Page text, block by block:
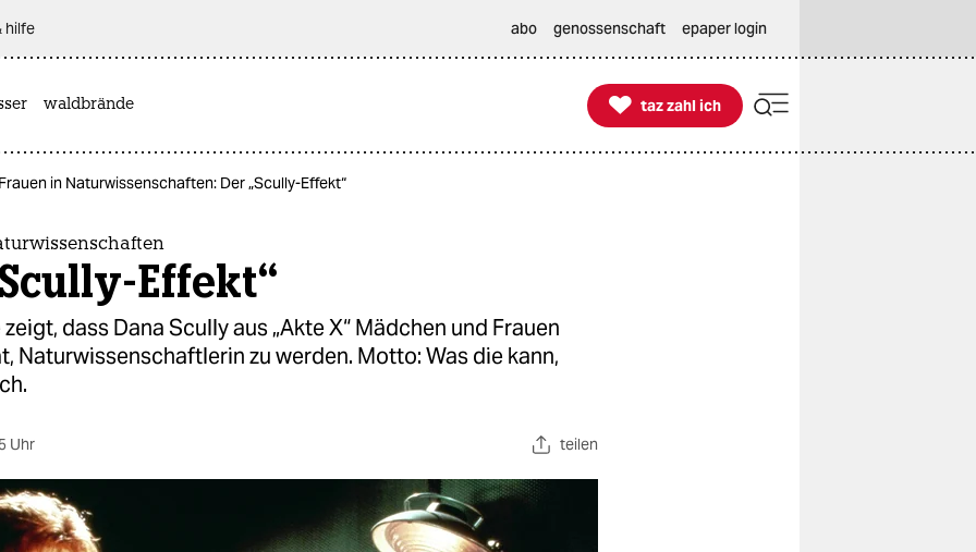
hilfe abo genossenschaft epaper login
waldbrände 
taz zahl ich
taz zahl ich
Frauen in Naturwissenschaften: Der „Scully-Effekt“
Effekt“
dass Dana Scully aus „Akte X“ Mädchen und Frauen
Naturwissenschaftlerin zu werden. Motto: Was die kann,
Uhr teilen